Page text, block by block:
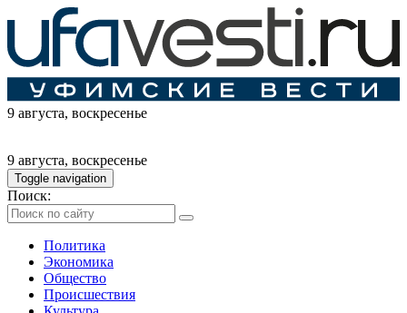
9 августа, воскресенье
9 августа, воскресенье
Toggle navigation
Поиск:
Политика
Экономика
Общество
Происшествия